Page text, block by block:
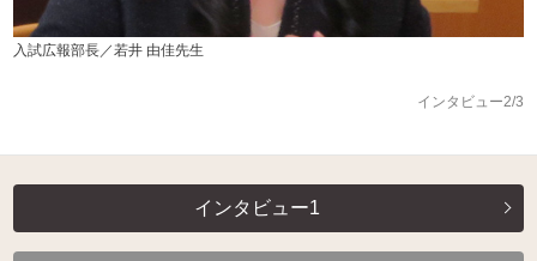
入試広報部長／若井 由佳先生
インタビュー2/3
インタビュー1